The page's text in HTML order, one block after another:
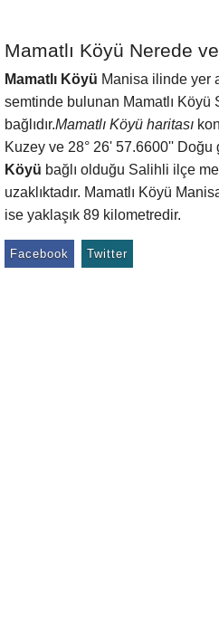
Mamatlı Köyü Nerede
Mamatlı Köyü Manisa ilinde yer
semtinde bulunan Mamatlı Köyü
bağlıdır.Mamatlı Köyü haritası
Kuzey ve 28° 26' 57.6600'' Doğu
Köyü bağlı olduğu Salihli ilçe
uzaklıktadır. Mamatlı Köyü
ise yaklaşık 89 kilometredir.
Facebook Twitter